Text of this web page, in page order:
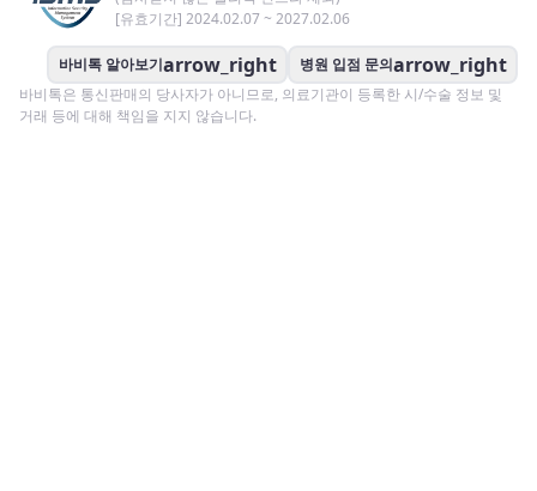
[유효기간] 2024.02.07 ~ 2027.02.06
바비톡 알아보기arrow_right 병원 입점 문의arrow_right
바비톡은 통신판매의 당사자가 아니므로, 의료기관이 등록한 시/수술 정보 및
거래 등에 대해 책임을 지지 않습니다.